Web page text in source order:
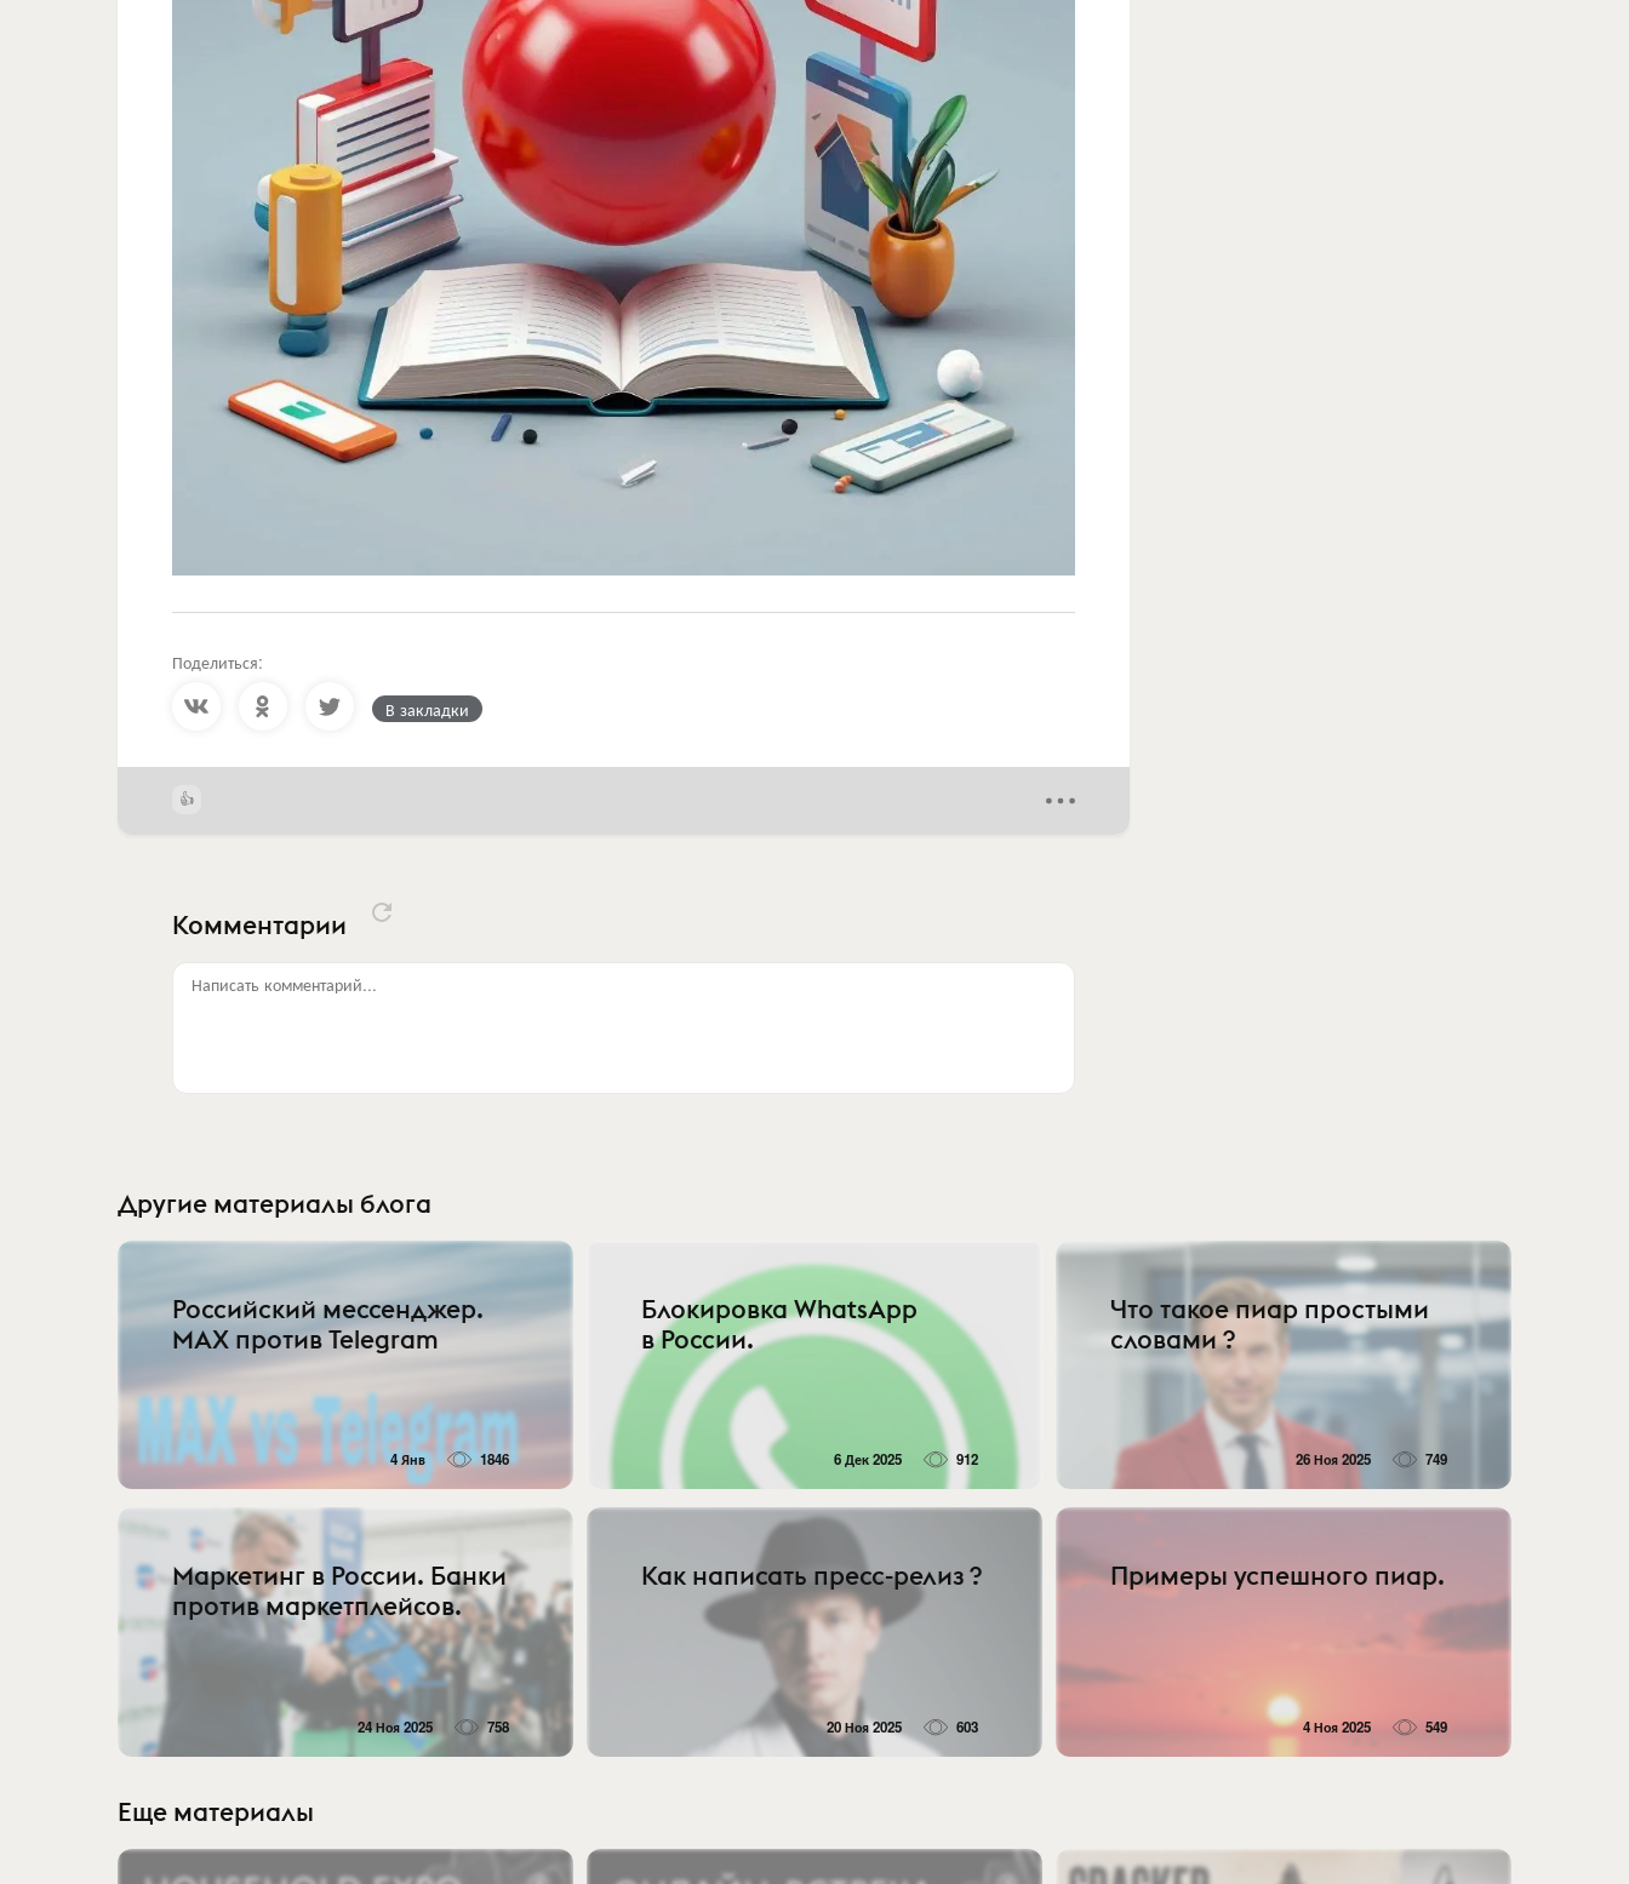
Поделиться:
В закладки
Комментарии
Написать комментарий...
Другие материалы блога
Российский мессенджер.
MAX против Telegram
4 Янв 1846
Блокировка WhatsApp
в России.
6 Дек 2025 912
Что такое пиар простыми
словами ?
26 Ноя 2025 749
Маркетинг в России. Банки
против маркетплейсов.
24 Ноя 2025 758
Как написать пресс-релиз ?
20 Ноя 2025 603
Примеры успешного пиар.
4 Ноя 2025 549
Еще материалы